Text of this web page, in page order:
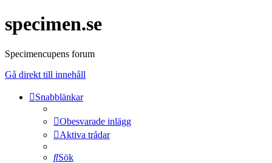
specimen.se
Specimencupens forum
Gå direkt till innehåll
Snabblänkar
Obesvarade inlägg
Aktiva trådar
Sök